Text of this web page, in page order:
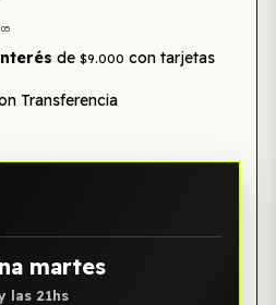
05
de $9.000 con tarjetas
Transferencia
martes
las 21hs